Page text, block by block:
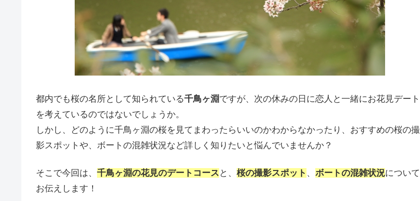
都内でも桜の名所として知られている千鳥ヶ淵ですが、次の休みの日に恋人と一緒にお花見デート
を考えているのではないでしょうか。
しかし、どのように千鳥ヶ淵の桜を見てまわったらいいのかわからなかったり、おすすめの桜の撮
影スポットや、ボートの混雑状況など詳しく知りたいと悩んでいませんか？
そこで今回は、 千鳥ヶ淵の花見のデートコース と、 桜の撮影スポット 、 ボートの混雑状況について
お伝えします！